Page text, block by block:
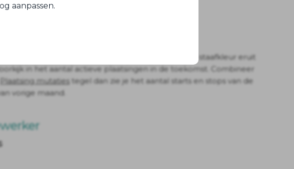
waarbij de huidige maand in een donkere staafkleur eruit
in het aantal actieve plaatsingen in de toekomst. Combineer
Plaatsing mutaties tegel dan zie je het aantal starts en stops van de
vorige maand.
aanpassen.